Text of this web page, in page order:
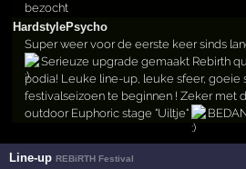
bezocht
Hardst­ylePsy­cho
Super weer voor de eerste keer sinds
Serieuze upgrade gemaakt Rebirth
podia! Leuke line-up, leuke sfeer, goeie
festivalseizoen te beginnen ! Zeker met
outdoor Euphoric stage "Uiltje"
Line-upREBiRTH Festival